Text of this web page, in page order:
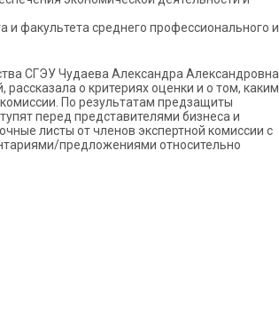
факультета среднего профессионального и
СГЭУ Чудаева Александра Александровна.
о критериях оценки и о том, каким
По результатам предзащиты
перед представителями бизнеса и
листы от членов экспертной комиссии с
предложениями относительно